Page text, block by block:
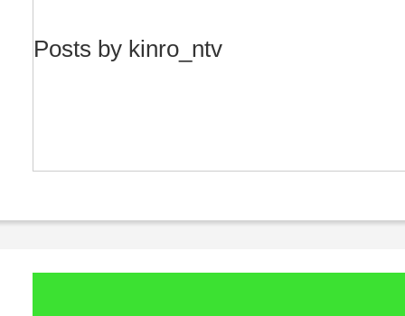
Posts by kinro_ntv